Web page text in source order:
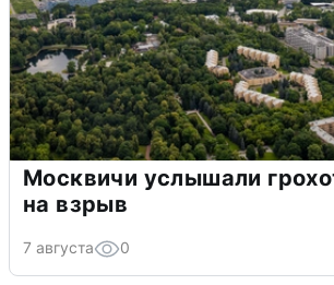
Москвичи услышали
на взрыв
7 августа 0